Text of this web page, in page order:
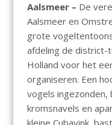
e
b
o
o
k
s
A
p
p
Aalsmeer – De
Aalsmeer en
grote
afdeling de district-
Holland voor het
organiseren. Een
vogels ingezonden,
kromsnavels en